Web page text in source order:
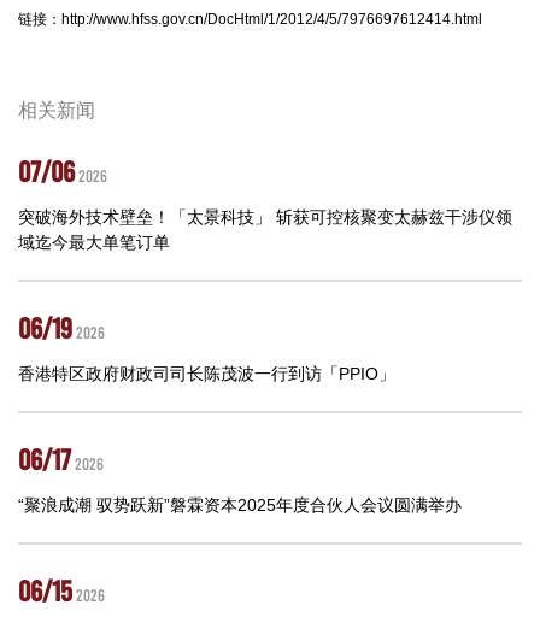
链接： http://www.hfss.gov.cn/DocHtml/1/2012/4/5/7976697612414.html
相关新闻
07/062026
突破海外技术壁垒！「太景科技」 斩获可控核聚变太赫兹干涉仪领
域迄今最大单笔订单
06/192026
香港特区政府财政司司长陈茂波一行到访「PPIO」
06/172026
“聚浪成潮 驭势跃新”磐霖资本2025年度合伙人会议圆满举办
06/152026